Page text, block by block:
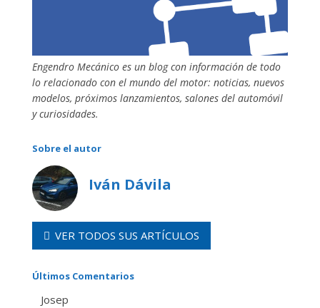
Engendro Mecánico es un blog con información de todo
lo relacionado con el mundo del motor: noticias, nuevos
modelos, próximos lanzamientos, salones del automóvil
y curiosidades.
Sobre el autor
Iván Dávila
VER TODOS SUS ARTÍCULOS
Últimos Comentarios
Josep